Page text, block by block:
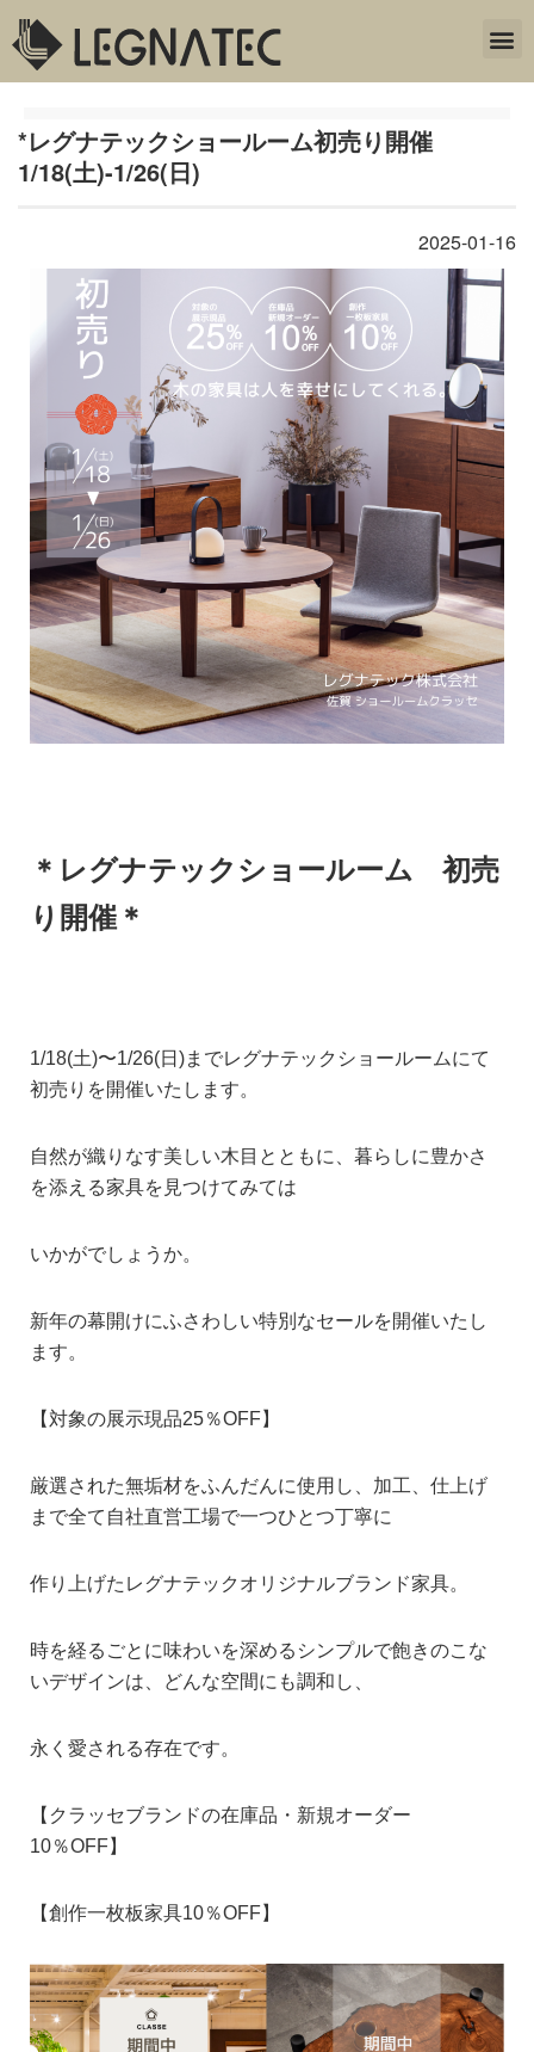
*レグナテックショールーム初売り開催
1/18(土)-1/26(日)
2025-01-16
＊ レグナテックショールーム 初売
り開催＊
1/18(土)〜1/26(日)までレグナテックショールームにて
初売りを開催いたします。
自然が織りなす美しい木目とともに、暮らしに豊かさ
を添える家具を見つけてみては
いかがでしょうか。
新年の幕開けにふさわしい特別なセールを開催いたし
ます。
【対象の展示現品25％OFF】
厳選された無垢材をふんだんに使用し、加工、仕上げ
まで全て自社直営工場で一つひとつ丁寧に
作り上げた レグナテックオリジナルブランド家具。
時を経るごとに味わいを深めるシンプルで飽きのこな
いデザインは、どんな空間にも調和し、
永く愛される存在です。
【 クラッセブランドの在庫品・新規オーダー
10％OFF】
【創作一枚板家具10％OFF】